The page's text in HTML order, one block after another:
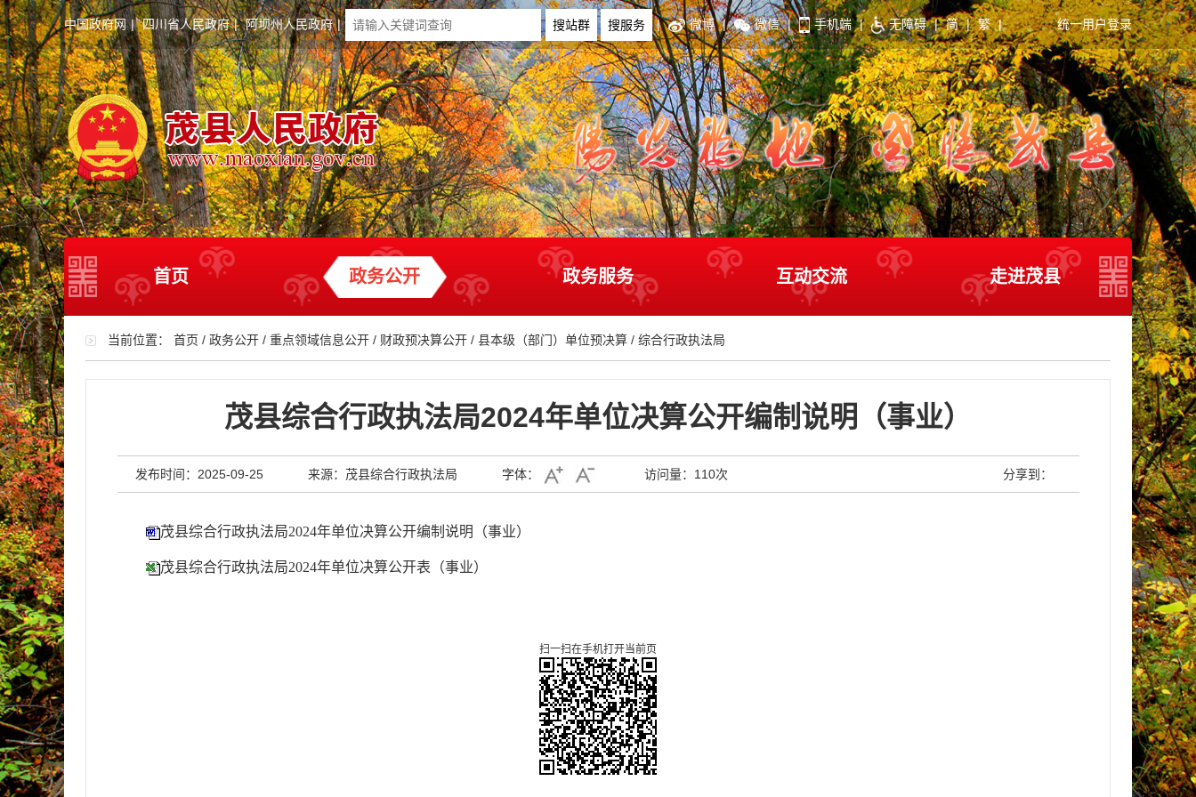
中国政府网 | 四川省人民政府 | 阿坝州人民政府 | | 微博 | 微信 | 手机端 | 无障碍 | 简 | 繁 | 统一用户登录
首页 政务公开 政务服务 互动交流 走进茂县
当前位置： 首页 / 政务公开 / 重点领域信息公开 / 财政预决算公开 / 县本级（部门）单位预决算 / 综合行政执法局
茂县综合行政执法局2024年单位决算公开编制说明（事业）
发布时间：2025-09-25 来源：茂县综合行政执法局 字体： 访问量： 110次 分享到：
茂县综合行政执法局2024年单位决算公开编制说明（事业）
茂县综合行政执法局2024年单位决算公开表（事业）
扫一扫在手机打开当前页